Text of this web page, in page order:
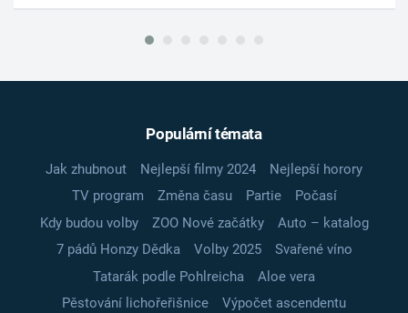
Populární témata
Jak zhubnout Nejlepší filmy 2024
Nejlepší horory
TV program
Změna času Partie
Počasí
Kdy budou volby
ZOO Nové začátky
Auto – katalog
7 pádů Honzy Dědka
Volby 2025
Svařené víno
Tatarák podle Pohlreicha
Aloe vera
Pěstování lichořeřišnice
Výpočet ascendentu